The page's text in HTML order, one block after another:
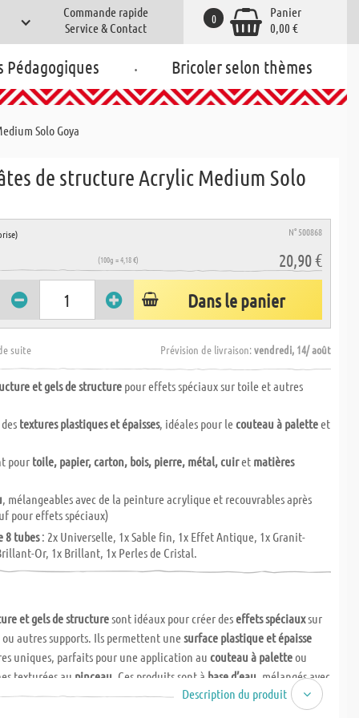
Commande rapide
Service & Contact
Panier
0,00 €
0
Pédagogiques . Bricoler selon thèmes
Solo Goya
de structure Acrylic Medium Solo
N° 500868
(100g = 4,18 €) 20,90 €
Dans le panier
suite Prévision de livraison:vendredi, 14/ août
et gels de structure pour effets spéciaux sur toile et autres
textures plastiques et épaisses, idéales pour lecouteau à paletteet
pour toile, papier, carton, bois, pierre, métal, cuiret matières
, mélangeables avec de la peinture acrylique et recouvrables après
pour effets spéciaux)
8 tubes: 2x Universelle, 1x Sable fin, 1x Effet Antique, 1x Granit-
Or, 1x Brillant, 1x Perles de Cristal.
et gels de structuresont idéaux pour créer deseffets spéciauxsur
ou autres supports. Ils permettent unesurface plastique et épaisse
uniques, parfaits pour une application aucouteau à paletteou
texturées au pinceau . Ces produits sont à base d’eau , mélangés avec
et recouvrables après séchage (sauf Brillant-Or, Granit-
Description du produit